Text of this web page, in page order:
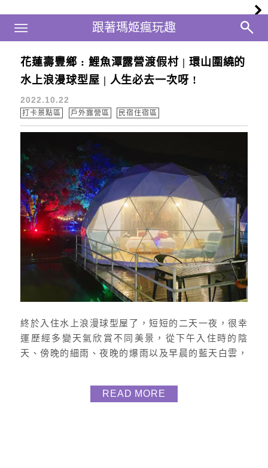
跟著瑪姬瘋玩趣
跟著瑪姬瘋玩趣
Main Menu
花蓮能量湯屋
花蓮壽豐鄉 : 鯉魚潭露營渡假村 | 環山圍繞的
水上浪漫球型屋 | 人生必去一次呀 !
2022.10.22
打卡景點區 戶外露營區 民宿住宿區
終於入住水上浪漫球型屋了，短短的二天一夜，很幸
運歷經多變天氣欣賞不同美景，從下午入住時的陰
天、傍晚的細雨、夜晚的爆雨以及早晨的藍天白雲，
豐鄉池南路二段90號電話｜03 865 5678粉專｜花蓮
READ MORE